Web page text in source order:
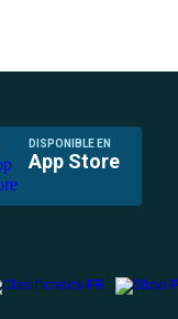
DISPONIBLE EN
App Store